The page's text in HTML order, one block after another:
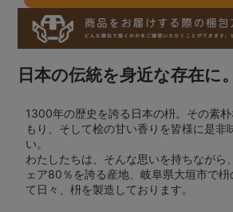
日本の伝統を身近な存在に。
1300年の歴史を誇る日本の枡。その素朴
もり、そして桧の甘い香りを皆様に是非
い。
わたしたちは、そんな思いを持ちながら
ェア80％を誇る産地、岐阜県大垣市で
て日々、枡を製造しております。